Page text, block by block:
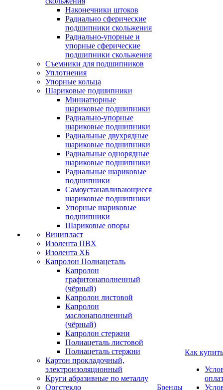
Наконечники штоков
Радиально сферические
подшипники скольжения
Радиально-упорные и
упорные сферические
подшипники скольжения
Съемники для подшипников
Уплотнения
Упорные кольца
Шариковые подшипники
Миниатюрные
шариковые подшипники
Радиально-упорные
шариковые подшипники
Радиальные двухрядные
шариковые подшипники
Радиальные однорядные
шариковые подшипники
Радиальные шариковые
подшипники
Самоустанавливающиеся
шариковые подшипники
Упорные шариковые
подшипники
Шариковые опоры
Винипласт
Изолента ПВХ
Изолента ХБ
Капролон Полиацеталь
Капролон
графитонаполненный
(чёрный)
Капролон листовой
Капролон
маслонаполненный
(чёрный)
Капролон стержни
Полиацеталь листовой
Полиацеталь стержни
Картон прокладочный,
электроизоляционный
Круги абразивные по металлу
Оргстекло
Бренды
Как купить